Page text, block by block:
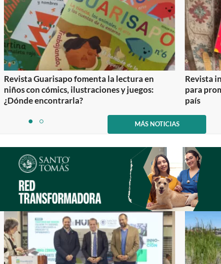
Revista Guarisapo fomenta la lectura en
niños con cómics, ilustraciones y juegos:
¿Dónde encontrarla?
Revista
para
país
itemitem
2
MÁS NOTICIAS